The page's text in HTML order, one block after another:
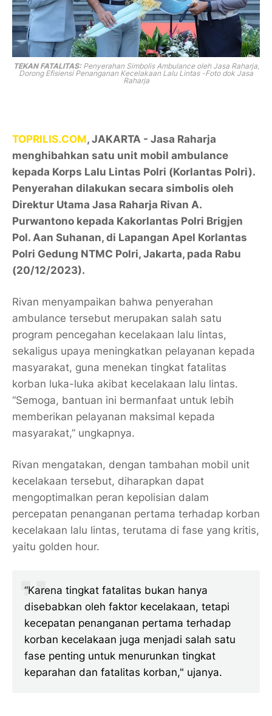
TEKAN FATALITAS:Penyerahan Simbolis Ambulance oleh Jasa Raharja,
Dorong Efisiensi Penanganan Kecelakaan Lalu Lintas -Foto dok Jasa
Raharja
TOPRILIS.COM, JAKARTA - Jasa Raharja
menghibahkan satu unit mobil ambulance
kepada Korps Lalu Lintas Polri (Korlantas Polri).
Penyerahan dilakukan secara simbolis oleh
Direktur Utama Jasa Raharja Rivan A.
Purwantono kepada Kakorlantas Polri Brigjen
Pol. Aan Suhanan, di Lapangan Apel Korlantas
Polri Gedung NTMC Polri, Jakarta, pada Rabu
(20/12/2023).
Rivan menyampaikan bahwa penyerahan
ambulance tersebut merupakan salah satu
program pencegahan kecelakaan lalu lintas,
sekaligus upaya meningkatkan pelayanan kepada
masyarakat, guna menekan tingkat fatalitas
korban luka-luka akibat kecelakaan lalu lintas.
“Semoga, bantuan ini bermanfaat untuk lebih
memberikan pelayanan maksimal kepada
masyarakat,” ungkapnya.
Rivan mengatakan, dengan tambahan mobil unit
kecelakaan tersebut, diharapkan dapat
mengoptimalkan peran kepolisian dalam
percepatan penanganan pertama terhadap korban
kecelakaan lalu lintas, terutama di fase yang kritis,
yaitu golden hour.
“Karena tingkat fatalitas bukan hanya
disebabkan oleh faktor kecelakaan, tetapi
kecepatan penanganan pertama terhadap
korban kecelakaan juga menjadi salah satu
fase penting untuk menurunkan tingkat
keparahan dan fatalitas korban," ujanya.